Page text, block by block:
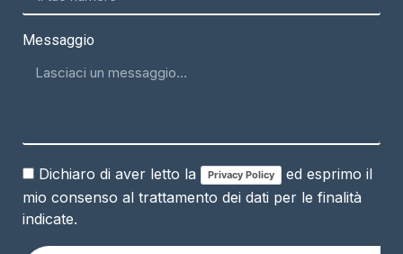
Messaggio
Dichiaro di aver letto la Privacy Policy
ed esprimo il
mio consenso al trattamento dei dati per le finalità
indicate.